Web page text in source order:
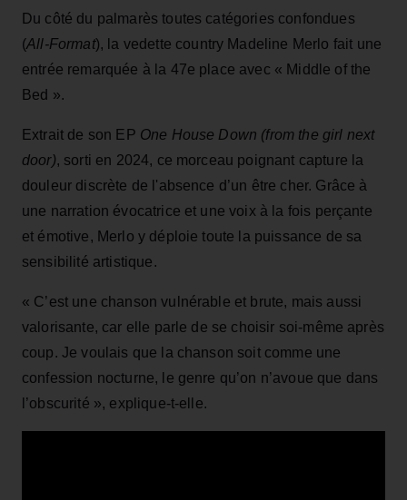
Du côté du palmarès toutes catégories confondues
(All-Format), la vedette country Madeline Merlo fait une
entrée remarquée à la 47e place avec « Middle of the
Bed ».
Extrait de son EP One House Down (from the girl next
door), sorti en 2024, ce morceau poignant capture la
douleur discrète de l'absence d’un être cher. Grâce à
une narration évocatrice et une voix à la fois perçante
et émotive, Merlo y déploie toute la puissance de sa
sensibilité artistique.
« C’est une chanson vulnérable et brute, mais aussi
valorisante, car elle parle de se choisir soi-même après
coup. Je voulais que la chanson soit comme une
confession nocturne, le genre qu’on n’avoue que dans
l’obscurité », explique-t-elle.